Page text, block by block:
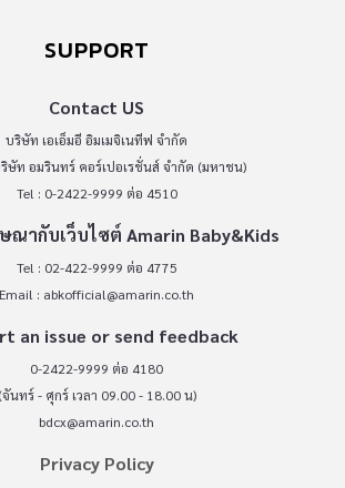
SUPPORT
Contact US
บริษัท เอเอ็มอี อิมเมจิเนทีฟ จำกัด
ษัท อมรินทร์ คอร์เปอเรชั่นส์ จำกัด (มหาชน)
Tel : 0-2422-9999 ต่อ 4510
ณากับเว็บไซต์ Amarin Baby&Kids
Tel : 02-422-9999 ต่อ 4775
Email : abkofficial@amarin.co.th
an issue or send feedback
0-2422-9999 ต่อ 4180
(จันทร์ - ศุกร์ เวลา 09.00 - 18.00 น)
bdcx@amarin.co.th
Privacy Policy